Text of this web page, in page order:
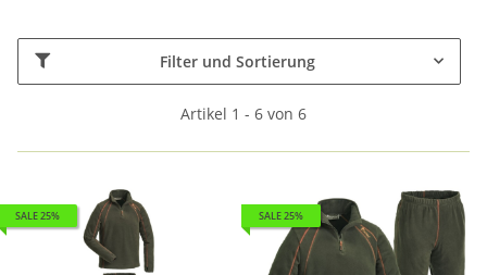
Filter und Sortierung
Artikel 1 - 6 von 6
SALE 25% SALE 25%